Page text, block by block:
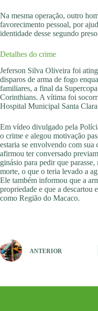
Na mesma operação, outro
favorecimento pessoal, por
identidade desse segundo
Detalhes do crime
Jeferson Silva Oliveira foi
disparos de arma de fogo
familiares, a final da
Corinthians. A vítima foi
Hospital Municipal Santa
Em vídeo divulgado pela
o crime e alegou motivação
estaria se envolvendo com sua
afirmou ter conversado
ginásio para pedir que
morte, o que o teria levado a
Ele também informou que a
propriedade e que a descartou
como Região do Macaco.
ANTERIOR